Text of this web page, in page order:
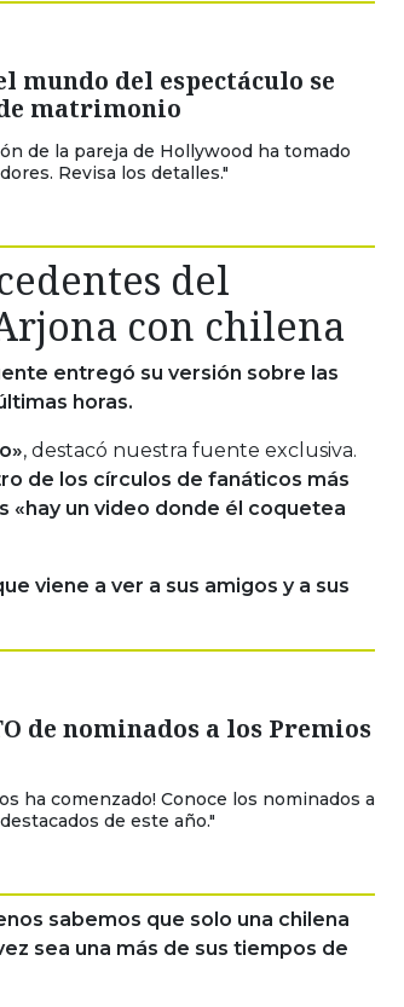
mundo del espectáculo se
matrimonio
de la pareja de Hollywood ha tomado
Revisa los detalles."
del
con chilena
entregó su versión sobre las
horas.
, destacó nuestra fuente exclusiva.
de los círculos de fanáticos más
«hay un video donde él coquetea
viene a ver a sus amigos y a sus
de nominados a los Premios
ha comenzado! Conoce los nominados a
de este año."
sabemos que solo una chilena
sea una más de sus tiempos de